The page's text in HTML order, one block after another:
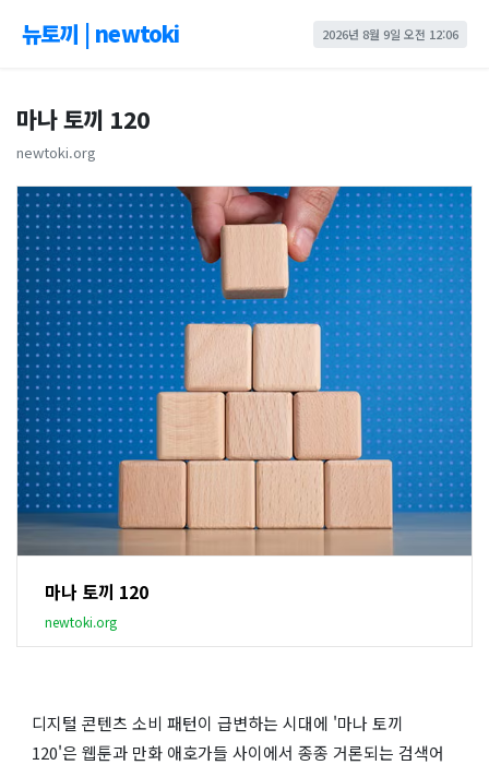
뉴토끼 | newtoki 2026년 8월 9일 오전 12:06
마나 토끼 120
newtoki.org
마나 토끼 120
newtoki.org
디지털 콘텐츠 소비 패턴이 급변하는 시대에 '마나 토끼
120'은 웹툰과 만화 애호가들 사이에서 종종 거론되는 검색어